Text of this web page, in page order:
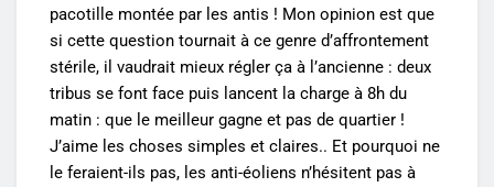
pacotille montée par les antis ! Mon opinion est que
si cette question tournait à ce genre d’affrontement
stérile, il vaudrait mieux régler ça à l’ancienne : deux
tribus se font face puis lancent la charge à 8h du
matin : que le meilleur gagne et pas de quartier !
J’aime les choses simples et claires.. Et pourquoi ne
le feraient-ils pas, les anti-éoliens n’hésitent pas à